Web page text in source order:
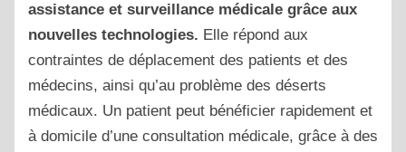
assistance et surveillance médicale grâce aux
nouvelles technologies. Elle répond aux
contraintes de déplacement des patients et des
médecins, ainsi qu’au problème des déserts
médicaux. Un patient peut bénéficier rapidement et
à domicile d’une consultation médicale, grâce à des